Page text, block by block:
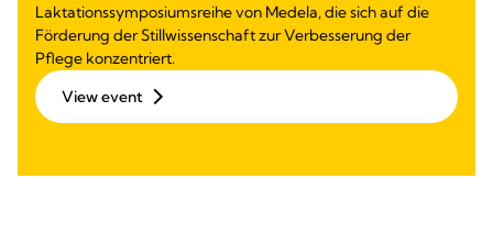
Laktationssymposiumsreihe von Medela, die sich auf die
Förderung der Stillwissenschaft zur Verbesserung der
Pflege konzentriert.
View event